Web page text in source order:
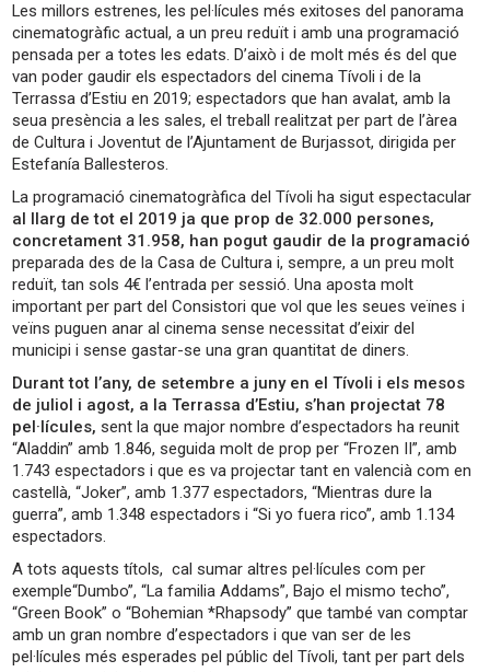
Les millors estrenes, les pel·lícules més exitoses del panorama
cinematogràfic actual, a un preu reduït i amb una programació
pensada per a totes les edats. D’això i de molt més és del que
van poder gaudir els espectadors del cinema Tívoli i de la
Terrassa d’Estiu en 2019; espectadors que han avalat, amb la
seua presència a les sales, el treball realitzat per part de l’àrea
de Cultura i Joventut de l’Ajuntament de Burjassot, dirigida per
Estefanía Ballesteros.
La programació cinematogràfica del Tívoli ha sigut espectacular
al llarg de tot el 2019 ja que prop de 32.000 persones,
concretament 31.958, han pogut gaudir de la programació
preparada des de la Casa de Cultura i, sempre, a un preu molt
reduït, tan sols 4€ l’entrada per sessió. Una aposta molt
important per part del Consistori que vol que les seues veïnes i
veïns puguen anar al cinema sense necessitat d’eixir del
municipi i sense gastar-se una gran quantitat de diners.
Durant tot l’any, de setembre a juny en el Tívoli i els mesos
de juliol i agost, a la Terrassa d’Estiu, s’han projectat 78
pel·lícules, sent la que major nombre d’espectadors ha reunit
“Aladdin” amb 1.846, seguida molt de prop per “Frozen II”, amb
1.743 espectadors i que es va projectar tant en valencià com en
castellà, “Joker”, amb 1.377 espectadors, “Mientras dure la
guerra”, amb 1.348 espectadors i “Si yo fuera rico”, amb 1.134
espectadors.
A tots aquests títols, cal sumar altres pel·lícules com per
exemple“Dumbo”, “La familia Addams”, Bajo el mismo techo”,
“Green Book” o “Bohemian *Rhapsody” que també van comptar
amb un gran nombre d’espectadors i que van ser de les
pel·lícules més esperades pel públic del Tívoli, tant per part dels